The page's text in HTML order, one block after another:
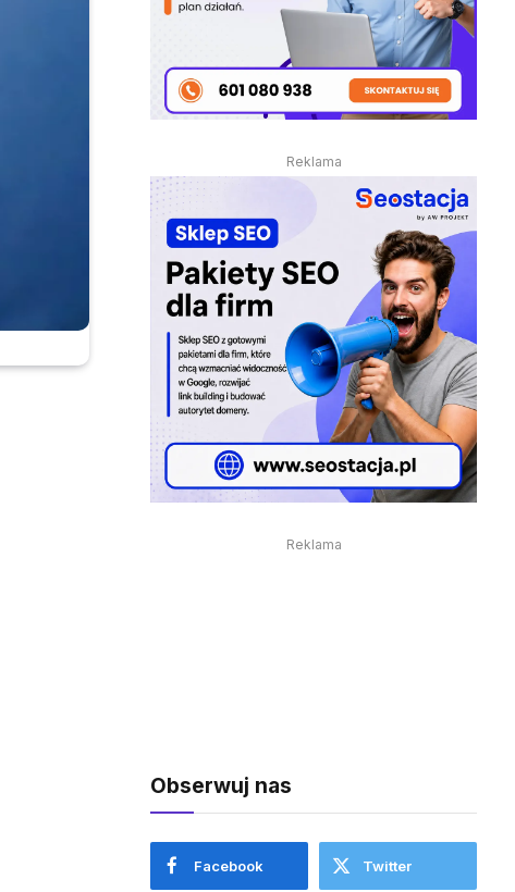
Reklama
Reklama
Obserwuj nas
Facebook Twitter